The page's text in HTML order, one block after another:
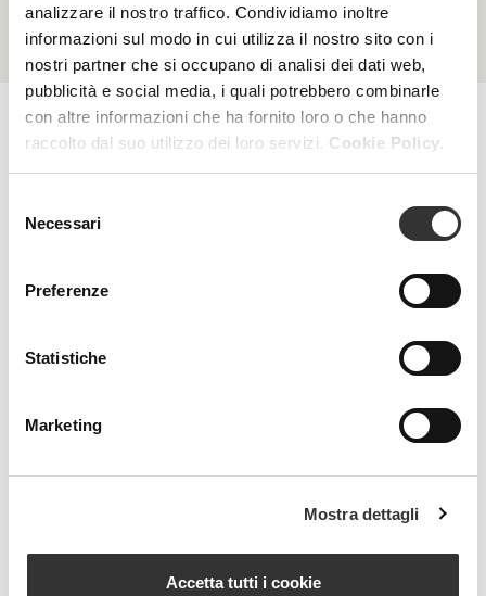
analizzare il nostro traffico. Condividiamo inoltre
informazioni sul modo in cui utilizza il nostro sito con i
nostri partner che si occupano di analisi dei dati web,
pubblicità e social media, i quali potrebbero combinarle
con altre informazioni che ha fornito loro o che hanno
raccolto dal suo utilizzo dei loro servizi. Cookie Policy.
delNecessari
Preferenze
Statistiche
Marketing
Mostra dettagli
Accetta tutti i cookie
FILTERS RESET FILTERS
Beauty Spa is a brand
Strada della Pace, 29, Mezzani